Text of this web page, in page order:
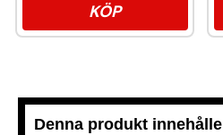
KÖP
Denna produkt